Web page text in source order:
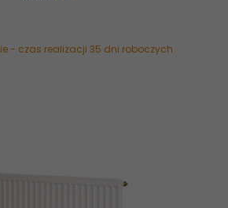
- czas realizacji 35 dni roboczych